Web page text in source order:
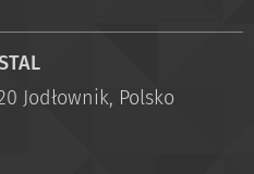
Jodłownik, Polsko